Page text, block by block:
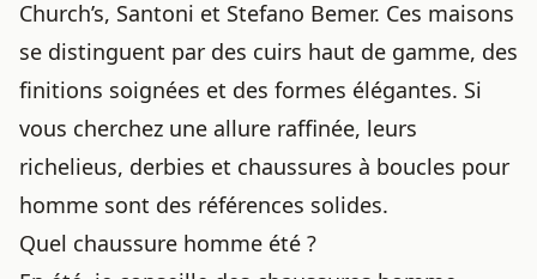
Church’s, Santoni et Stefano Bemer. Ces maisons
se distinguent par des cuirs haut de gamme, des
finitions soignées et des formes élégantes. Si
vous cherchez une allure raffinée, leurs
richelieus, derbies et chaussures à boucles pour
homme sont des références solides.
Quel chaussure homme été ?